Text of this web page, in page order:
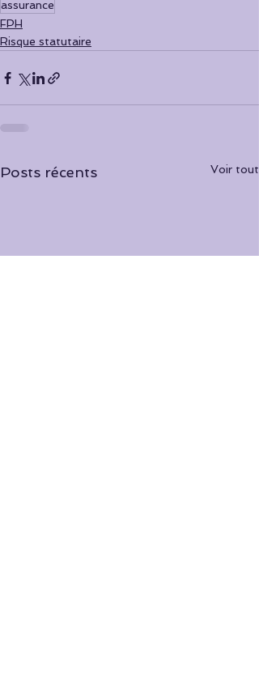
assurance
FPH
Risque statutaire
Posts récents Voir tout